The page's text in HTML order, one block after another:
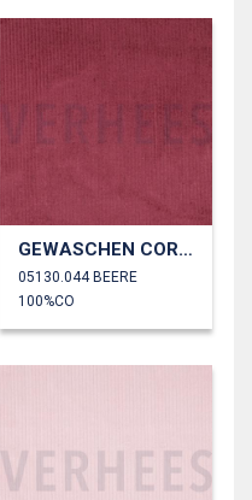
GEWASCHEN CORD 4.5W
05130.044 BEERE
100%CO